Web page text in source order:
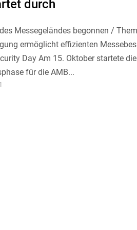
durch
Messegeländes begonnen /
ermöglicht effizienten
Day Am 15. Oktober startete
für die AMB...